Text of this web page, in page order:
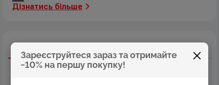
Зареєструйтеся зараз та отримайте
−10% на першу покупку!
Творчість починається саме з першого альбому. Тому
альбом YES - найбільш підходящий варіант для юного
Дізнатись більше